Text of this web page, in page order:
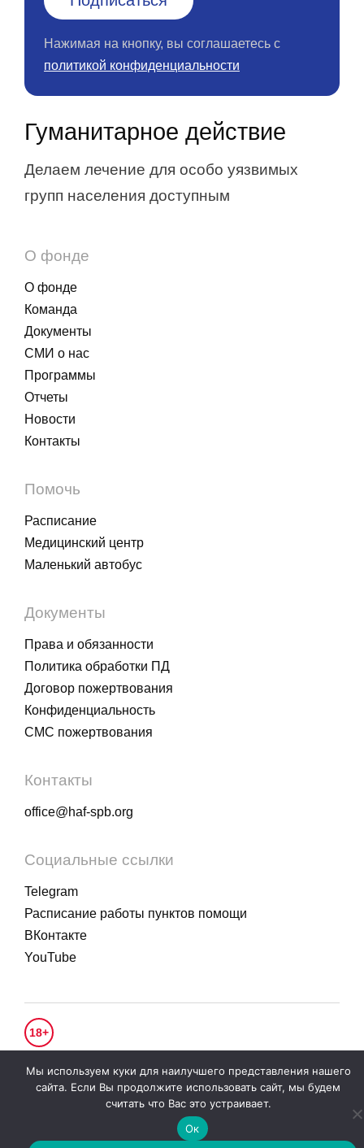
Нажимая на кнопку, вы соглашаетесь с
политикой конфиденциальности
Гуманитарное действие
Делаем лечение для особо уязвимых
групп населения доступным
О фонде
О фонде
Команда
Документы
СМИ о нас
Программы
Отчеты
Новости
Контакты
Помочь
Расписание
Медицинский центр
Маленький автобус
Документы
Права и обязанности
Политика обработки ПД
Договор пожертвования
Конфиденциальность
СМС пожертвования
Контакты
office@haf-spb.org
Социальные ссылки
Telegram
Расписание работы пунктов помощи
ВКонтакте
YouTube
18+
© 2020 - 2026.
Политика конфиденциальности
Мы используем куки для наилучшего представления нашего
сайта. Если Вы продолжите использовать сайт, мы будем
считать что Вас это устраивает.
Ок